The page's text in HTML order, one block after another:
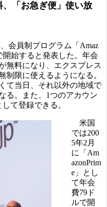
、「お急ぎ便」使い放
会員制プログラム「Amaz
開始すると発表した。年会
無料になり、エクスプレス
制限に使えるようになる。
て当日、それ以外の地域で
る。また、1つのアカウン
て登録できる。
米国
では200
5年2月
に「Am
azonPrim
e」とし
て年会
費79ド
ルで開